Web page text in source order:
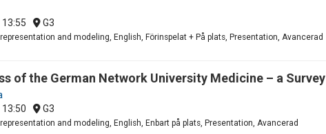
13:55 G3
and modeling, English, Förinspelat + På plats, Presentation, Avancerad
of the German Network University Medicine – a Survey
13:50 G3
and modeling, English, Enbart på plats, Presentation, Avancerad